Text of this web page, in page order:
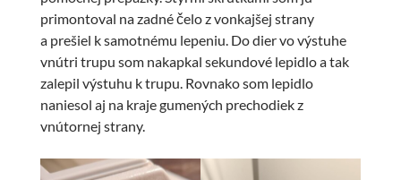
primontoval na zadné čelo z vonkajšej strany
a prešiel k samotnému lepeniu. Do dier vo výstuhe
vnútri trupu som nakapkal sekundové lepidlo a tak
zalepil výstuhu k trupu. Rovnako som lepidlo
naniesol aj na kraje gumených prechodiek z
vnútornej strany.